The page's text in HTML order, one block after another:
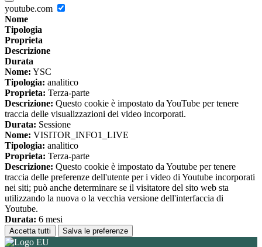
youtube.com
Nome
Tipologia
Proprieta
Descrizione
Durata
Nome: YSC
Tipologia: analitico
Proprieta: Terza-parte
Descrizione: Questo cookie è impostato da YouTube per tenere
traccia delle visualizzazioni dei video incorporati.
Durata: Sessione
Nome: VISITOR_INFO1_LIVE
Tipologia: analitico
Proprieta: Terza-parte
Descrizione: Questo cookie è impostato da Youtube per tenere
traccia delle preferenze dell'utente per i video di Youtube incorporati
nei siti; può anche determinare se il visitatore del sito web sta
utilizzando la nuova o la vecchia versione dell'interfaccia di
Youtube.
Durata: 6 mesi
Accetta tutti Salva le preferenze